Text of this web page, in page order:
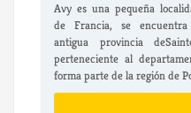
Avy es una pequeña
de Francia, se
antigua provincia
perteneciente al
forma parte de la región de